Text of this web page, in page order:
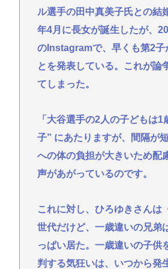
小さいのがいるのになんで猫は
の？」
ガチで死にたい時ってどうした
新しいキーボード買いたいんだ
ド壊れなくて買う理由が見つか
Powered by livedoor 相互RSS
ル選手の田中真美子氏との結
年4月に長女が誕生したが、
のInstagramで、早くも第2子
とを発表している。これが論
てしまった。
「大谷選手の2人の子どもは1
子” にあたりますが、間隔が
への体の負担が大きいため配
声があがっているのです。
これに対し、ひろゆきさんは
世代だけど、一歳違いの兄弟
っぱい居た。一歳違いの子供
判する気狂いは、いつから発